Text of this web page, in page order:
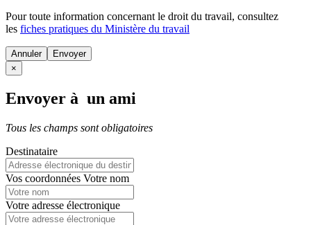
Pour toute information concernant le droit du travail, consultez
les fiches pratiques du Ministère du travail
Annuler
×
Envoyer à un ami
Tous les champs sont obligatoires
Destinataire
Vos coordonnées Votre nom
Votre adresse électronique